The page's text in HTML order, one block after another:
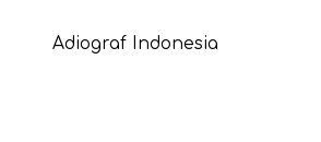
Adiograf Indonesia